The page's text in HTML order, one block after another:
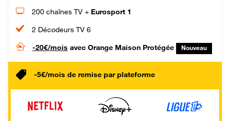
200 chaînes TV + Eurosport 1
2 Décodeurs TV 6
-20€/mois avec Orange Maison Protégée Nouveau
-5€/mois de remise par plateforme